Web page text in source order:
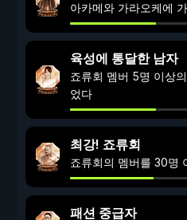
아카메와 가라오케에
육성에 통달한 남자
죠류회 멤버 5명 이상
었다
최강! 죠류회
죠류회의 멤버를 30명
패션 중급자